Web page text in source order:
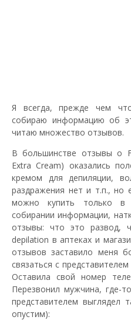
Я всегда, прежде чем
собираю информацию об
читаю множество отзывов.
В большинстве отзывы о
Extra Cream) оказались
кремом для депиляции,
раздражения нет и т.п., но
можно купить только в
собирании информации,
отзывы: что это развод,
depilation в аптеках и
отзывов заставило меня
связаться с
Оставила свой номер
Перезвонил мужчина, где-
представителем выглядел
опустим):